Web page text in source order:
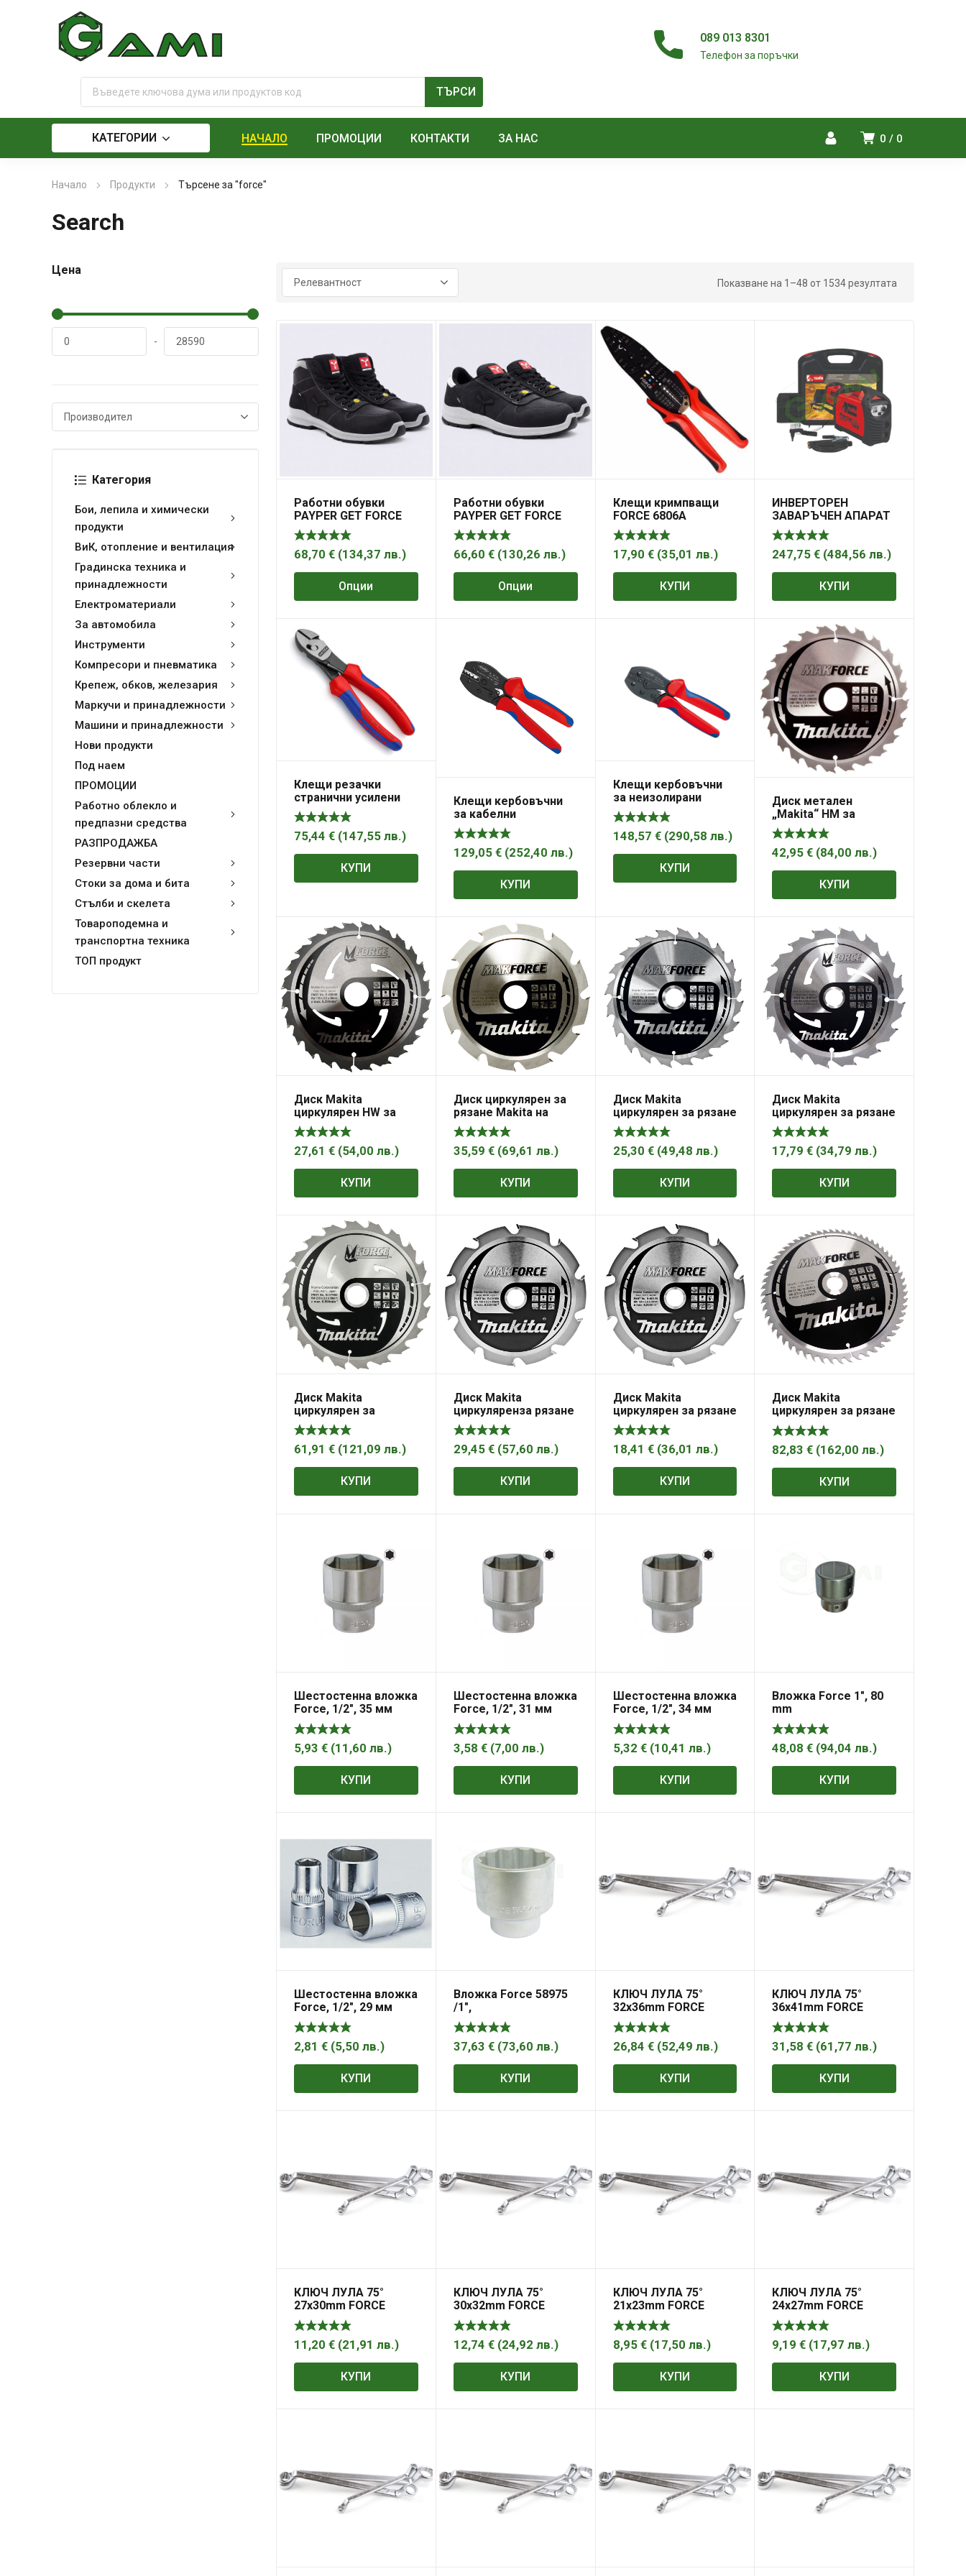
089 013 8301
Телефон за поръчки
0 0
КАТЕГОРИИ НАЧАЛО ПРОМОЦИИ КОНТАКТИ ЗА НАС
Начало Продукти Търсене за "force"
Search
Цена
-
Категория
Бои, лепила и химически
продукти
ВиК, отопление и вентилация
Градинска техника и
принадлежности
Електроматериали
За автомобила
Инструменти
Компресори и пневматика
Крепеж, обков, железария
Маркучи и принадлежности
Машини и принадлежности
Нови продукти
Под наем
ПРОМОЦИИ
Работно облекло и
предпазни средства
РАЗПРОДАЖБА
Резервни части
Стоки за дома и бита
Стълби и скелета
Товароподемна и
транспортна техника
ТОП продукт
Показване на 1–48 от 1534 резултата
Работни обувки
PAYPER GET FORCE
MID TOTAL BLACK S3
SRC
68,70 € (134,37 лв.)
Опции
Работни обувки
PAYPER GET FORCE
LOW S3 SRC
66,60 € (130,26 лв.)
Опции
Клещи кримпващи
FORCE 6806A
17,90 € (35,01 лв.)
КУПИ
ИНВЕРТОРЕН
ЗАВАРЪЧЕН АПАРАТ
FORCE 145
247,75€ (484,56лв.)
КУПИ
Клещи резачки
странични усилени
180mm, с лостов
механизъм
TwinForce Knipex
75,44 € (147,55 лв.)
КУПИ
Клещи кербовъчни
за кабелни
накрайници 220mm
PreciForce Knipex
129,05 € (252,40 лв.)
КУПИ
Клещи кербовъчни
за неизолирани
плоски кабелни
обувки 220mm
PreciForce Knipex
148,57 € (290,58 лв.)
КУПИ
Диск метален
„Makita“ HM за
рязане на дърво
напречно и
надлъжно подаване
Makforce
42,95€ (84,00лв.)
КУПИ
Диск Makita
циркулярен HW за
дърво 185x30x2 мм,
24 z, Mforce
27,61 € (54,00 лв.)
КУПИ
Диск циркулярен за
рязане Makita на
дърво напречно
надлъжно с HM
пластини 190x30x2
35,59 € (69,61 лв.)
КУПИ
Диск Makita
циркулярен за рязане
на дърво фино
напречно надлъжно
с HM пластини
z, Makforce
25,30 € (49,48 лв.)
КУПИ
Диск Makita
циркулярен за рязане
на дърво напречно
надлъжно с HM
пластини 165x20x2
17,79€ (34,79лв.)
КУПИ
Диск Makita
циркулярен за
рязанена дърво
напречно надлъжно
с HM пластини
61,91 € (121,09 лв.)
КУПИ
Диск Makita
циркуляренза рязане
на дърво напречно
надлъжно с HM
пластини 165x20x2
29,45 € (57,60 лв.)
КУПИ
Диск Makita
циркулярен за рязане
на дърво напречно
надлъжно с HM
пластини 165x30x2
18,41 € (36,01 лв.)
КУПИ
Диск Makita
циркулярен за рязане
на дърво фино
напречно с HM
пластини 270x30x2.6
82,83€ (162,00лв.)
КУПИ
Шестостенна вложка
Force, 1/2″, 35 мм
5,93 € (11,60 лв.)
КУПИ
Шестостенна вложка
Force, 1/2″, 31 мм
3,58 € (7,00 лв.)
КУПИ
Шестостенна вложка
Force, 1/2″, 34 мм
5,32 € (10,41 лв.)
КУПИ
Вложка Force 1″, 80
mm
48,08€ (94,04лв.)
КУПИ
Шестостенна вложка
Force, 1/2″, 29 мм
2,81 € (5,50 лв.)
КУПИ
Вложка Force 58975
/1″,
дванадесетостен,
75мм /
37,63 € (73,60 лв.)
КУПИ
КЛЮЧ ЛУЛА 75°
32х36mm FORCE
26,84 € (52,49 лв.)
КУПИ
КЛЮЧ ЛУЛА 75°
36х41mm FORCE
31,58€ (61,77лв.)
КУПИ
КЛЮЧ ЛУЛА 75°
27х30mm FORCE
11,20 € (21,91 лв.)
КУПИ
КЛЮЧ ЛУЛА 75°
30х32mm FORCE
12,74 € (24,92 лв.)
КУПИ
КЛЮЧ ЛУЛА 75°
21х23mm FORCE
8,95 € (17,50 лв.)
КУПИ
КЛЮЧ ЛУЛА 75°
24х27mm FORCE
9,19€ (17,97лв.)
КУПИ